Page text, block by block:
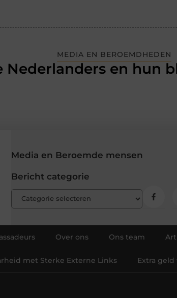
MEDIA EN BEROEMDHEDEN
Nederlanders en hun
Media en Beroemde mensen
Bericht categorie
Over ons Ons team
met Sterke Externe Links Extra